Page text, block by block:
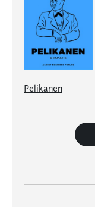
Pelikanen